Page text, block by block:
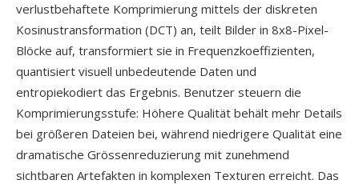
verlustbehaftete Komprimierung mittels der diskreten
Kosinustransformation (DCT) an, teilt Bilder in 8x8-Pixel-
Blöcke auf, transformiert sie in Frequenzkoeffizienten,
quantisiert visuell unbedeutende Daten und
entropiekodiert das Ergebnis. Benutzer steuern die
Komprimierungsstufe: Höhere Qualität behält mehr Details
bei größeren Dateien bei, während niedrigere Qualität eine
dramatische Grössenreduzierung mit zunehmend
sichtbaren Artefakten in komplexen Texturen erreicht. Das